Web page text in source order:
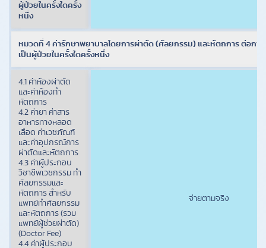
ผู้ป่วยในครั้งใดครั้ง
หนึ่ง
หมวดที่ 4 ค่ารักษาพยาบาลโดยการผ่าตัด (ศัลยกรรม) และหัตถการ ต่อการ
เป็นผู้ป่วยในครั้งใดครั้งหนึ่ง
4.1 ค่าห้องผ่าตัด
และค่าห้องทำ
หัตถการ
4.2 ค่ายา ค่าสาร
อาหารทางหลอด
เลือด ค่าเวชภัณฑ์
และค่าอุปกรณ์การ
ผ่าตัดและหัตถการ
4.3 ค่าผู้ประกอบ
วิชาชีพเวชกรรม ทำ
ศัลยกรรมและ
หัตถการ สำหรับ
แพทย์ทำศัลยกรรม
และหัตถการ (รวม
แพทย์ผู้ช่วยผ่าตัด)
(Doctor Fee)
4.4 ค่าผู้ประกอบ
จ่ายตามจริง